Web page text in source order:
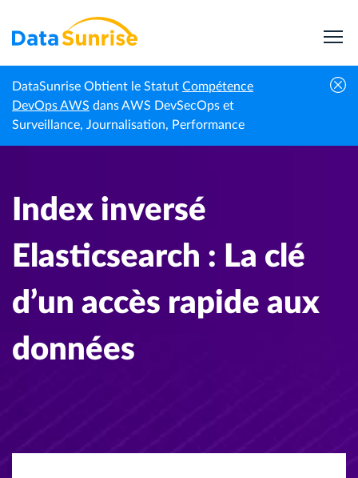
DataSunrise Obtient le Statut Compétence
DevOps AWS dans AWS DevSecOps et
Surveillance, Journalisation, Performance
Accueil
Centre de
connaissances
Index inversé Elasticsearch : La clé d’un accès
rapide aux données
Index inversé
Elasticsearch : La clé
d’un accès rapide aux
données